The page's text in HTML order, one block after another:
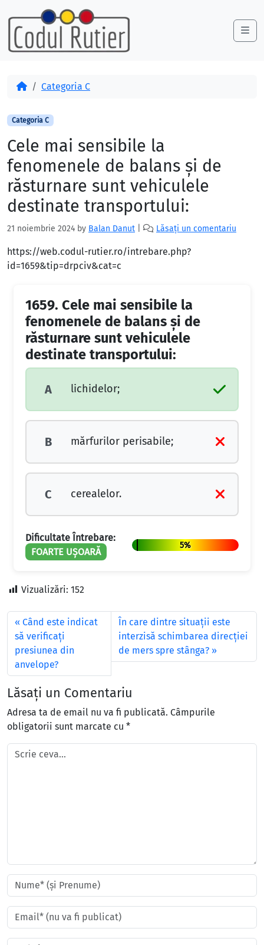
Skip to content
Skip to footer
AcasăCategoria C
Categoria C
Cele mai sensibile la
fenomenele de balans şi de
răsturnare sunt vehiculele
destinate transportului:
21 noiembrie 2024 by Balan Danut Lăsați un comentariu
https://web.codul-rutier.ro/intrebare.php?
id=1659&tip=drpciv&cat=c
1659. Cele mai sensibile la
fenomenele de balans şi de
răsturnare sunt vehiculele
destinate transportului:
A lichidelor;
B mărfurilor perisabile;
C cerealelor.
Dificultate Întrebare:
FOARTE UȘOARĂ
5%
Vizualizări: 152
Când este indicat
să verificați
presiunea din
anvelope?
În care dintre situaţii este
interzisă schimbarea direcţiei
de mers spre stânga?
Lăsați un Comentariu
Adresa ta de email nu va fi publicată. Câmpurile
obligatorii sunt marcate cu *